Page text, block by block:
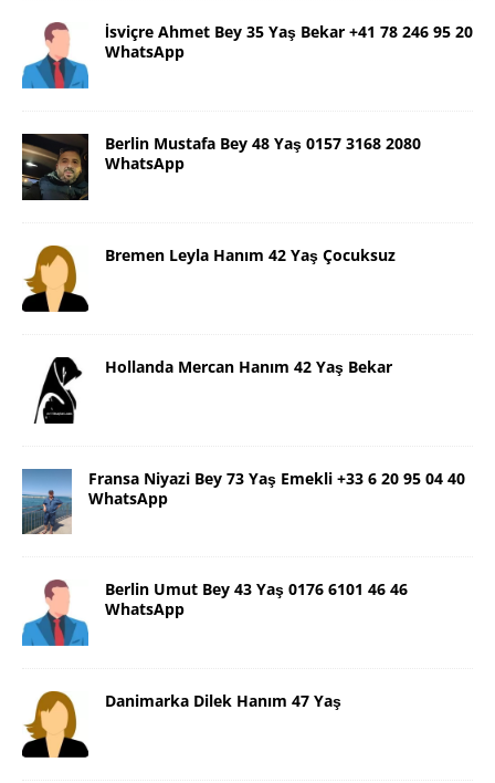
İsviçre Ahmet Bey 35 Yaş Bekar +41 78 246 95 20
WhatsApp
Berlin Mustafa Bey 48 Yaş 0157 3168 2080
WhatsApp
Bremen Leyla Hanım 42 Yaş Çocuksuz
Hollanda Mercan Hanım 42 Yaş Bekar
Fransa Niyazi Bey 73 Yaş Emekli +33 6 20 95 04 40
WhatsApp
Berlin Umut Bey 43 Yaş 0176 6101 46 46
WhatsApp
Danimarka Dilek Hanım 47 Yaş